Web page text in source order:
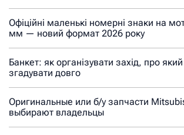
Офіційні маленькі номерні знаки на
мм — новий формат 2026 року
Банкет: як організувати захід, про який
згадувати довго
Оригинальные или б/у запчасти
выбирают владельцы